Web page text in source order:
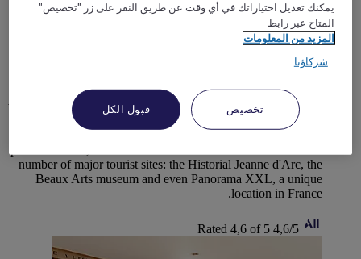
ROUEN, فرنسا
Hotel Mercure Rouen Centre Cathedrale
renovated 4-star Mercure Rouen Centre Cathédrale hotel
welcomes you to the heart of Normandy and the Seine Valley.
Ideal for relaxing with the family or for cultural or business
number of major tourist sites: the Historial Jeanne d'Arc, the
Beaux Arts museum and even Panorama XXL, a unique
location in France.
4,6/5
Rated 4,6 of 5
يمكنك تعديل اختياراتك في أي وقت عن طريق النقر على زر "تخصيص"
المتاح عبر رابط
المزيد من المعلومات
شركاؤنا
تخصيص قبول الكل